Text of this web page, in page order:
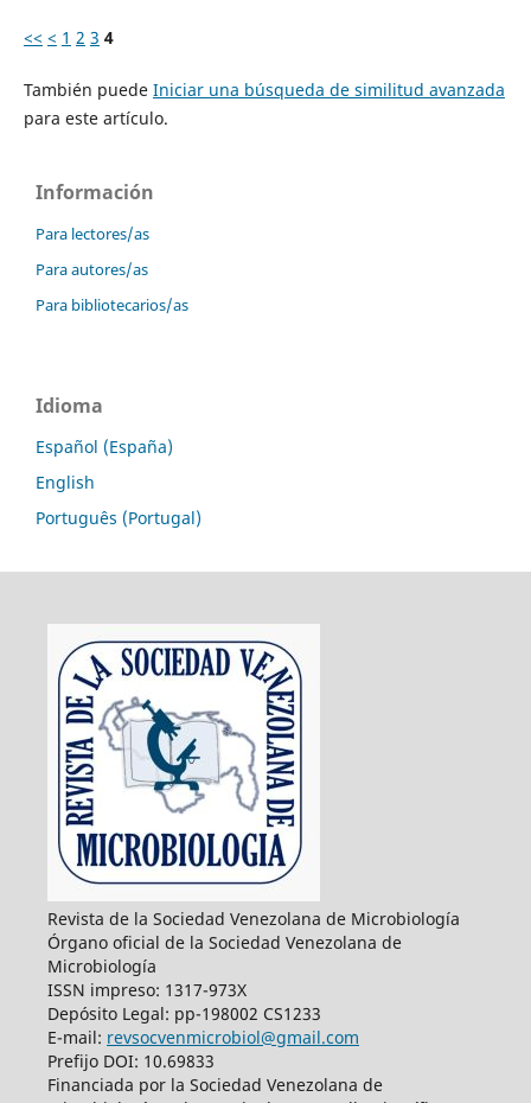
<< < 1 2 3 4
También puede Iniciar una búsqueda de similitud avanzada
para este artículo.
Información
Para lectores/as
Para autores/as
Para bibliotecarios/as
Idioma
Español (España)
English
Português (Portugal)
Revista de la Sociedad Venezolana de Microbiología
Órgano oficial de la Sociedad Venezolana de
Microbiología
ISSN impreso: 1317-973X
Depósito Legal: pp-198002 CS1233
E-mail: revsocvenmicrobiol@gmail.com
Prefijo DOI: 10.69833
Financiada por la Sociedad Venezolana de